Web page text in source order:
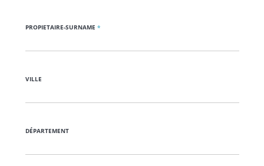
PROPIETAIRE-SURNAME *
VILLE
DÉPARTEMENT